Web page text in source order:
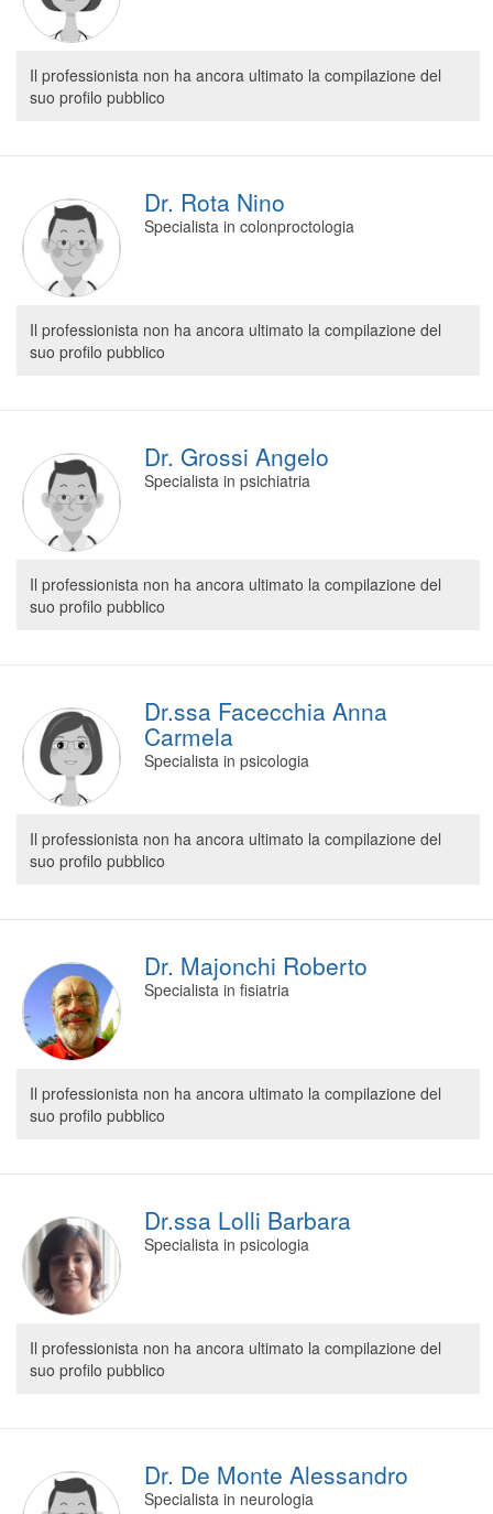
Il professionista non ha ancora ultimato la compilazione del
suo profilo pubblico
Dr. Rota Nino
Specialista in colonproctologia
Il professionista non ha ancora ultimato la compilazione del
suo profilo pubblico
Dr. Grossi Angelo
Specialista in psichiatria
Il professionista non ha ancora ultimato la compilazione del
suo profilo pubblico
Dr.ssa Facecchia Anna
Carmela
Specialista in psicologia
Il professionista non ha ancora ultimato la compilazione del
suo profilo pubblico
Dr. Majonchi Roberto
Specialista in fisiatria
Il professionista non ha ancora ultimato la compilazione del
suo profilo pubblico
Dr.ssa Lolli Barbara
Specialista in psicologia
Il professionista non ha ancora ultimato la compilazione del
suo profilo pubblico
Dr. De Monte Alessandro
Specialista in neurologia